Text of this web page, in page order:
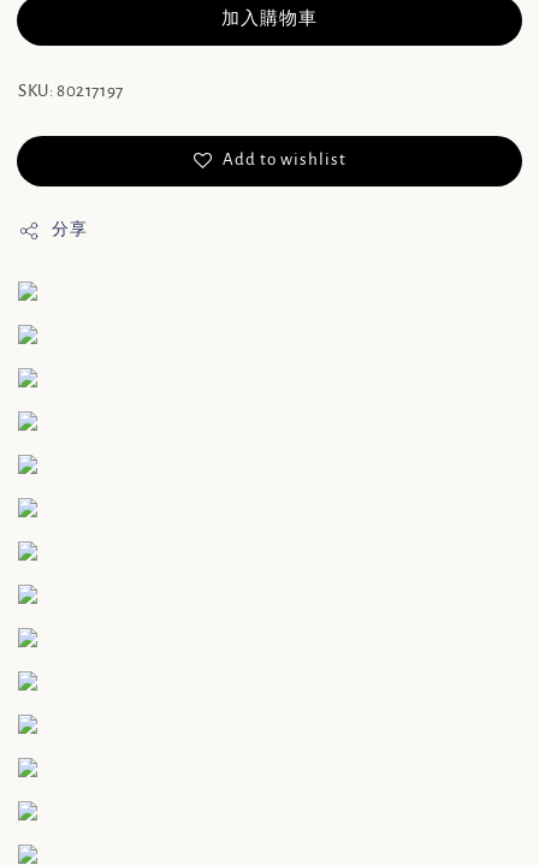
加入購物車
SKU: 80217197
Add to wishlist
分享